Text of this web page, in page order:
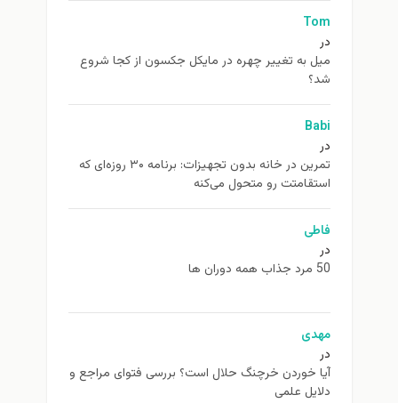
Tom
در
ميل به تغيير چهره در مایکل جکسون از كجا شروع
شد؟
Babi
در
تمرین در خانه بدون تجهیزات: برنامه ۳۰ روزه‌ای که
استقامتت رو متحول می‌کنه
فاطی
در
50 مرد جذاب همه دوران ها
مهدی
در
آیا خوردن خرچنگ حلال است؟ بررسی فتوای مراجع و
دلایل علمی